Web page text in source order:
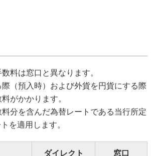
料は窓口と異なります。
（預入時）および外貨を円貨にする際
がかかります。
分を含んだ為替レートである当行所定
を適用します。
ダイレクト 窓口